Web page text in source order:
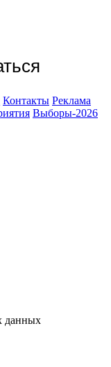
Контакты Реклама
Выборы-2026
данных